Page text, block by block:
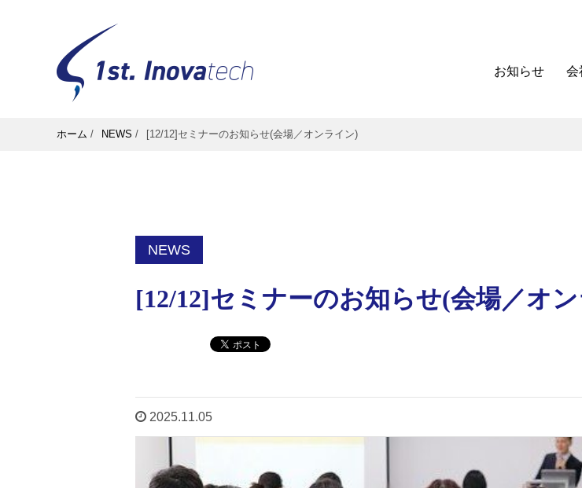
お知らせ 会
ホーム / NEWS / [12/12]セミナーのお知らせ(会場／オンライン)
NEWS
[12/12]セミナーのお知らせ(会場／オ
2025.11.05